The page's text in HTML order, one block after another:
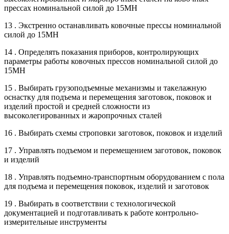
прессах номинальной силой до 15МН
13 . Экстренно останавливать ковочные прессы номинальной
силой до 15МН
14 . Определять показания приборов, контролирующих
параметры работы ковочных прессов номинальной силой до
15МН
15 . Выбирать грузоподъемные механизмы и такелажную
оснастку для подъема и перемещения заготовок, поковок и
изделий простой и средней сложности из
высоколегированных и жаропрочных сталей
16 . Выбирать схемы строповки заготовок, поковок и изделий
17 . Управлять подъемом и перемещением заготовок, поковок
и изделий
18 . Управлять подъемно-транспортным оборудованием с пола
для подъема и перемещения поковок, изделий и заготовок
19 . Выбирать в соответствии с технологической
документацией и подготавливать к работе контрольно-
измерительные инструменты